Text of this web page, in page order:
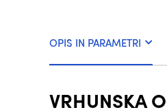
OPIS IN PARAMETRI
VRHUNSKA